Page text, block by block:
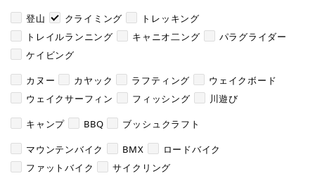
登山
クライミング
トレッキング
トレイルランニング
キャニオ二ング
パラグライダー
ケイビング
カヌー
カヤック ラフティング
ウェイクボード
ウェイクサーフィン
フィッシング
川遊び
キャンプ
BBQ
ブッシュクラフト
マウンテンバイク
BMX
ロードバイク
ファットバイク
サイクリング